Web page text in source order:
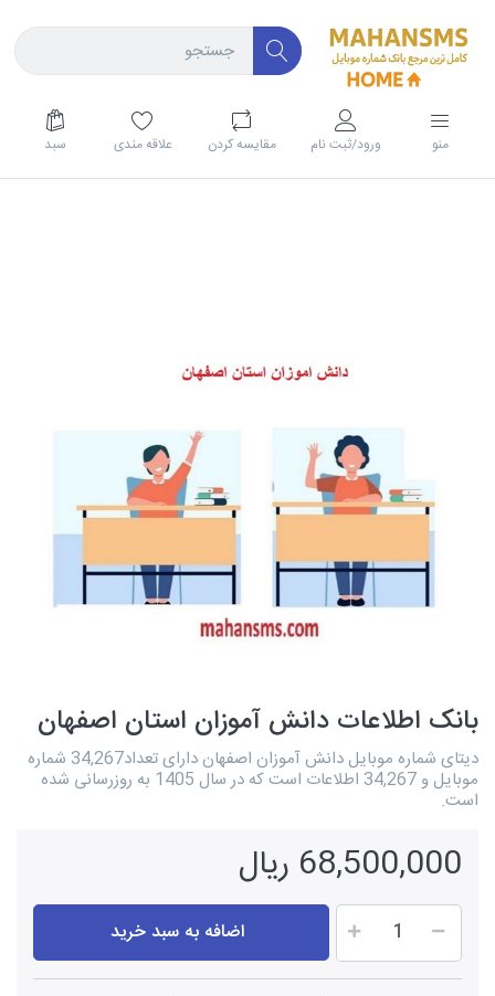
منو ورود/ثبت نام مقايسه كردن علاقه مندی سبد
بانک اطلاعات دانش آموزان استان اصفهان
دیتای شماره موبایل دانش آموزان اصفهان دارای تعداد34,267 شماره
موبایل و 34,267 اطلاعات است که در سال 1405 به روزرسانی شده
است.
68,500,000 ریال
اضافه به سبد خرید